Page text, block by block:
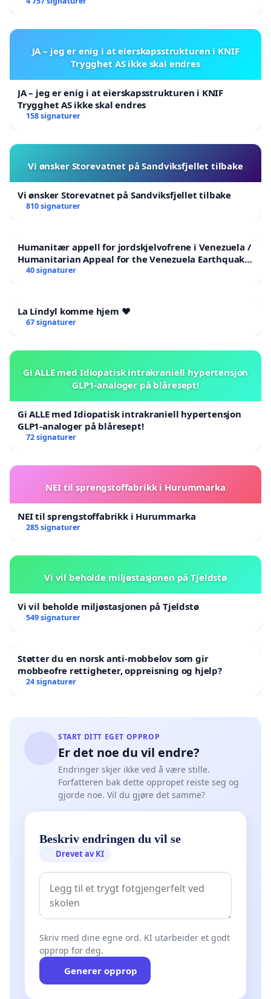
JA – jeg er enig i at eierskapsstrukturen i KNIF
Trygghet AS ikke skal endres
JA – jeg er enig i at eierskapsstrukturen i KNIF
Trygghet AS ikke skal endres
158 signaturer
Vi ønsker Storevatnet på Sandviksfjellet tilbake
Vi ønsker Storevatnet på Sandviksfjellet tilbake
810 signaturer
Humanitær appell for jordskjelvofrene i Venezuela /
Humanitarian Appeal for the Venezuela Earthquake
Victims
40 signaturer
La Lindyl komme hjem ❤️
67 signaturer
Gi ALLE med Idiopatisk intrakraniell hypertensjon
GLP1-analoger på blåresept!
Gi ALLE med Idiopatisk intrakraniell hypertensjon
GLP1-analoger på blåresept!
72 signaturer
NEI til sprengstoffabrikk i Hurummarka
NEI til sprengstoffabrikk i Hurummarka
285 signaturer
Vi vil beholde miljøstasjonen på Tjeldstø
Vi vil beholde miljøstasjonen på Tjeldstø
549 signaturer
Støtter du en norsk anti-mobbelov som gir
mobbeofre rettigheter, oppreisning og hjelp?
24 signaturer
START DITT EGET OPPROP
Er det noe du vil endre?
Endringer skjer ikke ved å være stille.
Forfatteren bak dette oppropet reiste seg og
gjorde noe. Vil du gjøre det samme?
Beskriv endringen du vil se
Drevet av KI
Skriv med dine egne ord. KI utarbeider et godt
opprop for deg.
Generer opprop